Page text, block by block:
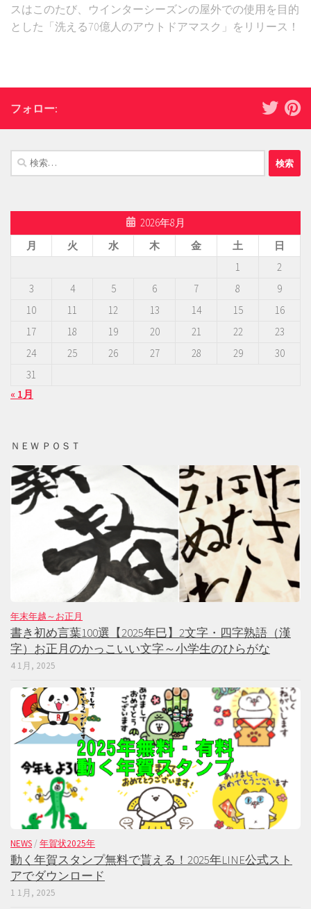
スはこのたび、ウインターシーズンの屋外での使用を目的
とした「洗える70億人のアウトドアマスク」をリリース！
フォロー:
検
索:
2026年8月
月
火 水 木 金 土
日
1
2
3
4 5 6 7 8
9
10
11 12 13 14 15
16
17
18 19 20 21 22
23
24
25 26 27 28 29
30
31
« 1月
ＮＥＷ ＰＯＳＴ
年末年越～お正月
書き初め言葉100選【2025年巳】2文字・四字熟語（漢
字）お正月のかっこいい文字～小学生のひらがな
4 1月, 2025
NEWS / 年賀状2025年
動く年賀スタンプ無料で貰える！2025年LINE公式スト
アでダウンロード
1 1月, 2025